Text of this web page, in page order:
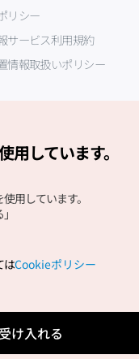
リシー
サービス利用規約
情報取扱いポリシー
All Rights
しています。
用しています。
はCookieポリシー
け入れる